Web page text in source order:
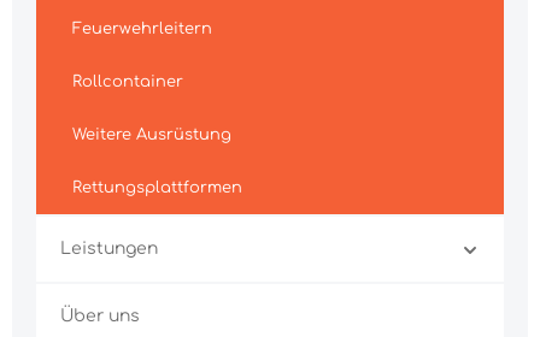
Feuerwehrleitern
Rollcontainer
Weitere Ausrüstung
Rettungsplattformen
Leistungen
Über uns